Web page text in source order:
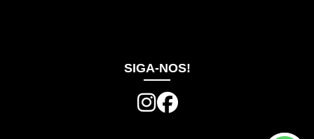
SIGA-NOS!